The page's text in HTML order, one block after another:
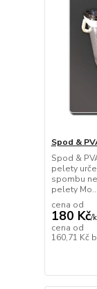
Spod &
Spod &
pelety
spombu
pelety Mo...
cena od
180 Kč/
cena od
160,71 Kč